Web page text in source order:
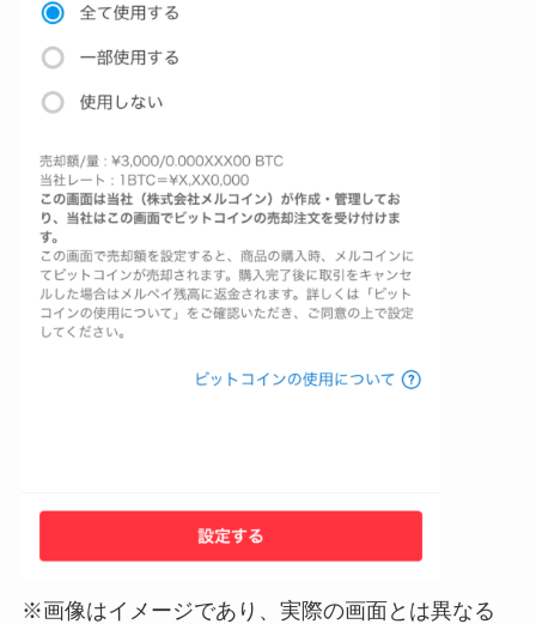
※画像はイメージであり、実際の画面とは異なる